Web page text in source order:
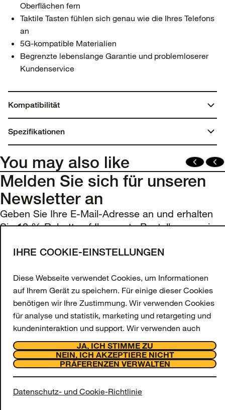
Oberflächen fern
Taktile Tasten fühlen sich genau wie die Ihres Telefons
an
5G-kompatible Materialien
Begrenzte lebenslange Garantie und problemloserer
Kundenservice
Kompatibilität
Spezifikationen
7,75 Zoll x 4,25 Zoll x 0,7 Zoll
Gewicht:
0,09 lbs | 41,32 g
Polycarbonat-Schicht
Thermoplastisches Elastomer
MagSafe
You may also like
Über uns
OtterCares
Rechtliches
Melden Sie sich für unseren
Newsletter an
Geben Sie Ihre E-Mail-Adresse an und erhalten
Sie 10 % Rabatt auf Ihre erste Bestellung sowie
ANMELDEN
FacebookInstagramTiktokYoutube
© 2026 Otter Products, LLC, Alle Rechte vorbehalten
Alle Details anzeigen
IHRE COOKIE-EINSTELLUNGEN
Diese Webseite verwendet Cookies, um Informationen
auf Ihrem Gerät zu speichern. Für einige dieser Cookies
benötigen wir Ihre Zustimmung. Wir verwenden Cookies
für analyse und statistik, marketing und retargeting und
kundeninteraktion und support. Wir verwenden auch
funktionsbezogene Cookies, die jedoch immer aktiviert
sind und auf unserer Webseite nicht deaktiviert werden
können, da sie für das Funktionieren der Webseite
erforderlich sind.
JA, ICH STIMME ZU
NEIN, ICH AKZEPTIERE NICHT
PRÄFERENZEN VERWALTEN
Datenschutz- und Cookie-Richtlinie